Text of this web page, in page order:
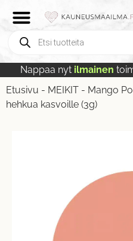
Nappaa nyt ilmainen
Etusivu - MEIKIT - Mango
hehkua kasvoille (3g)